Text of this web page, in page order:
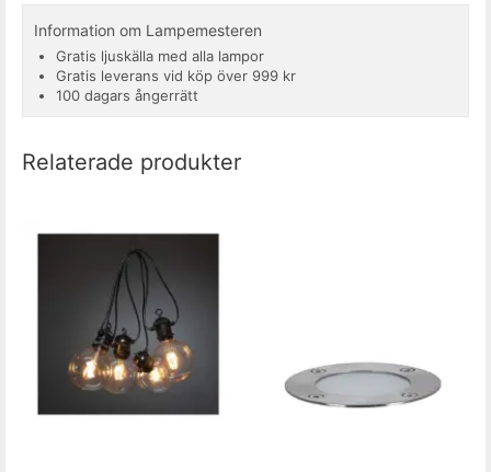
Information om Lampemesteren
Gratis ljuskälla med alla lampor
Gratis leverans vid köp över 999 kr
100 dagars ångerrätt
Relaterade produkter